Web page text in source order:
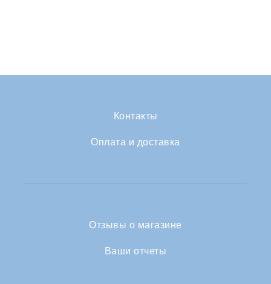
Контакты
Оплата и доставка
Отзывы о магазине
Ваши отчеты